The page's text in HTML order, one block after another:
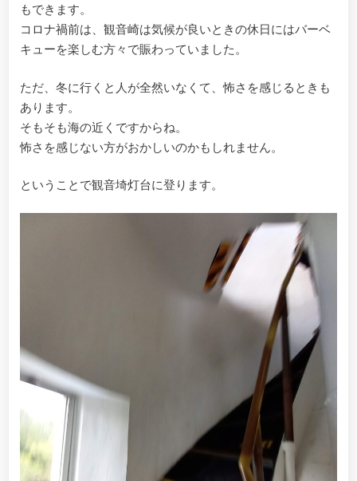
もできます。
コロナ禍前は、観音崎は気候が良いときの休日にはバーベ
キューを楽しむ方々で賑わっていました。
ただ、冬に行くと人が全然いなくて、怖さを感じるときも
あります。
そもそも海の近くですからね。
怖さを感じない方がおかしいのかもしれません。
ということで観音埼灯台に登ります。